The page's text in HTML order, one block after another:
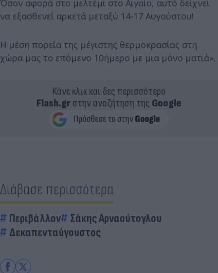
Όσον αφορά στο μελτέμι στο Αιγαίο, αυτό δείχνει
να εξασθενεί αρκετά μεταξύ 14-17 Αυγούστου!
Η μέση πορεία της μέγιστης θερμοκρασίας στη
χώρα μας το επόμενο 10ήμερο με μια μόνο ματιά».
Κάνε κλικ και δες περισσότερο
Flash.grστην αναζήτηση της Google
Διάβασε περισσότερα
Περιβάλλον
Σάκης Αρναούτογλου
Δεκαπενταύγουστος